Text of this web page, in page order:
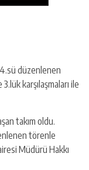
düzenlenen
karşılaşmaları ile
takım oldu.
törenle
Müdürü Hakkı